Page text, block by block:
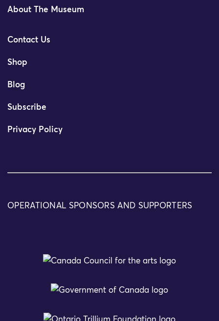
About The Museum
Contact Us
Shop
Blog
Subscribe
Privacy Policy
OPERATIONAL SPONSORS AND SUPPORTERS